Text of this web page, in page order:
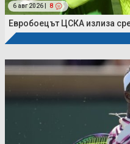
6 авг 2026 | 8
Евробоецът ЦСКА излиза